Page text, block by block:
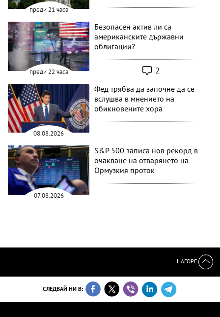
преди 21 часа
преди 22 часа
Безопасен актив ли са
американските държавни
облигации?
2
08.08.2026
Фед трябва да започне да се
вслушва в мнението на
обикновените хора
07.08.2026
S&P 500 записа нов рекорд в
очакване на отварянето на
Ормузкия проток
НАГОРЕ
СЛЕДВАЙ НИ В: